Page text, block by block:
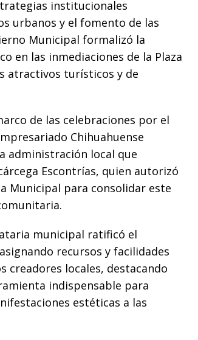
institucionales
urbanos y el fomento de las
Municipal formalizó la
en las inmediaciones de la Plaza
atractivos turísticos y de
de las celebraciones por el
Chihuahuense
administración local que
Escontrías, quien autorizó
Municipal para consolidar este
municipal ratificó el
recursos y facilidades
creadores locales, destacando
indispensable para
estéticas a las